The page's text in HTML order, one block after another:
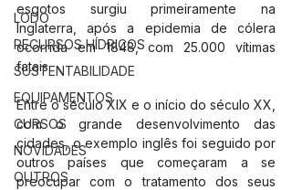
LODO
RECURSOS HÍDRICOS
SUSTENTABILIDADE
EQUIPAMENTOS
CURSOS
NOVIDADES
OUTROS
esgotos surgiu primeiramente na
Inglaterra, após a epidemia de cólera
ocorrida em 1848, com 25.000 vítimas
fatais.
Entre o século XIX e o início do século XX,
com o grande desenvolvimento das
cidades, o exemplo inglês foi seguido por
outros países que começaram a se
preocupar com o tratamento dos seus